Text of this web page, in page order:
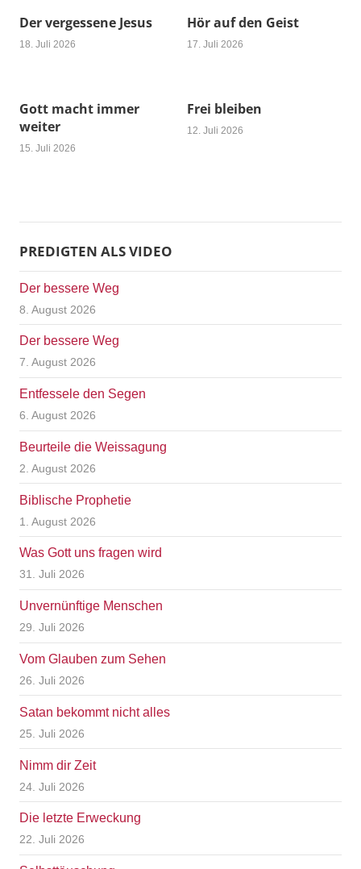
Der vergessene Jesus
18. Juli 2026
Hör auf den Geist
17. Juli 2026
Gott macht immer
weiter
15. Juli 2026
Frei bleiben
12. Juli 2026
PREDIGTEN ALS VIDEO
Der bessere Weg
8. August 2026
Der bessere Weg
7. August 2026
Entfessele den Segen
6. August 2026
Beurteile die Weissagung
2. August 2026
Biblische Prophetie
1. August 2026
Was Gott uns fragen wird
31. Juli 2026
Unvernünftige Menschen
29. Juli 2026
Vom Glauben zum Sehen
26. Juli 2026
Satan bekommt nicht alles
25. Juli 2026
Nimm dir Zeit
24. Juli 2026
Die letzte Erweckung
22. Juli 2026